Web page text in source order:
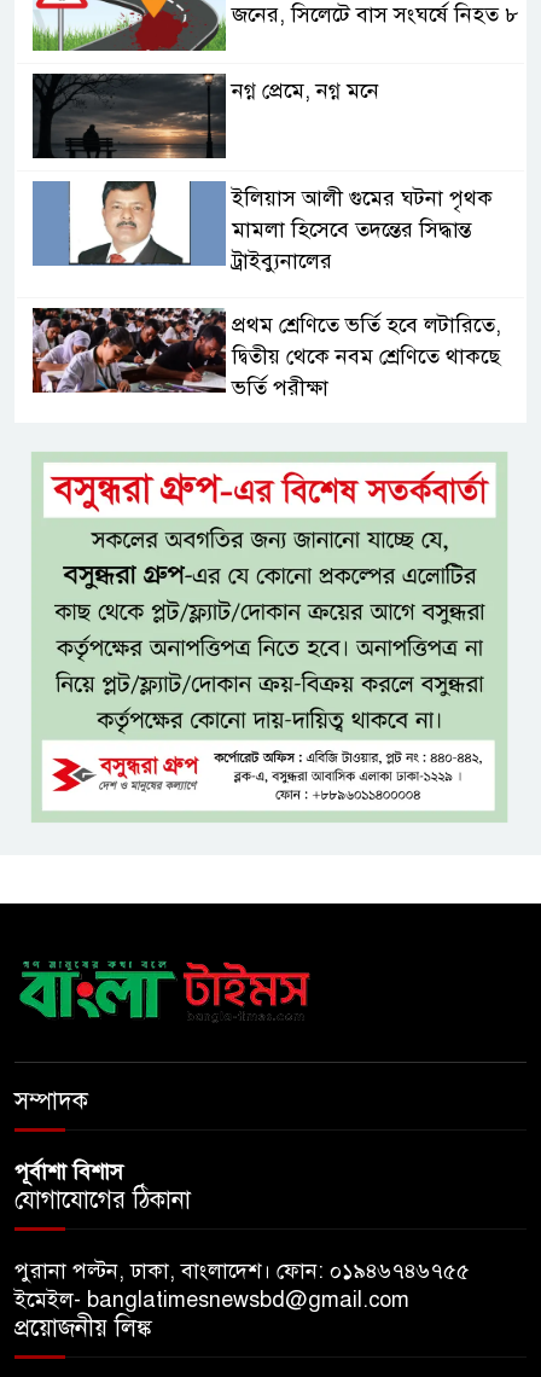
জনের, সিলেটে বাস সংঘর্ষে নিহত ৮
নগ্ন প্রেমে, নগ্ন মনে
ইলিয়াস আলী গুমের ঘটনা পৃথক
মামলা হিসেবে তদন্তের সিদ্ধান্ত
ট্রাইব্যুনালের
প্রথম শ্রেণিতে ভর্তি হবে লটারিতে,
দ্বিতীয় থেকে নবম শ্রেণিতে থাকছে
ভর্তি পরীক্ষা
৫ শতাংশ মজুরি বৃদ্ধি প্রত্যাখ্যান,
নতুন মজুরি বোর্ড গঠনের দাবি চা
শ্রমিক ইউনিয়নের
টাঙ্গাইল জেলা পরিষদের উদ্যোগে
২৩ লাখ টাকার আর্থিক অনুদানের
চেক বিতরণ
ধলেশ্বরী থেকে অবৈধ বালু উত্তোলন,
হুমকিতে শামসুল হক সেতু
বঙ্গভবনের নতুন বাসিন্দা কি মির্জা
রহমান
নদীদূষণ রোধে সমন্বিত ও কঠোর
পদক্ষেপের নির্দেশ প্রধানমন্ত্রীর
সম্পাদক
পূর্বাশা বিশাস
যোগাযোগের ঠিকানা
পুরানা পল্টন, ঢাকা, বাংলাদেশ। ফোন: ০১৯৪৬৭৪৬৭৫৫
ইমেইল- banglatimesnewsbd@gmail.com
প্রয়োজনীয় লিঙ্ক